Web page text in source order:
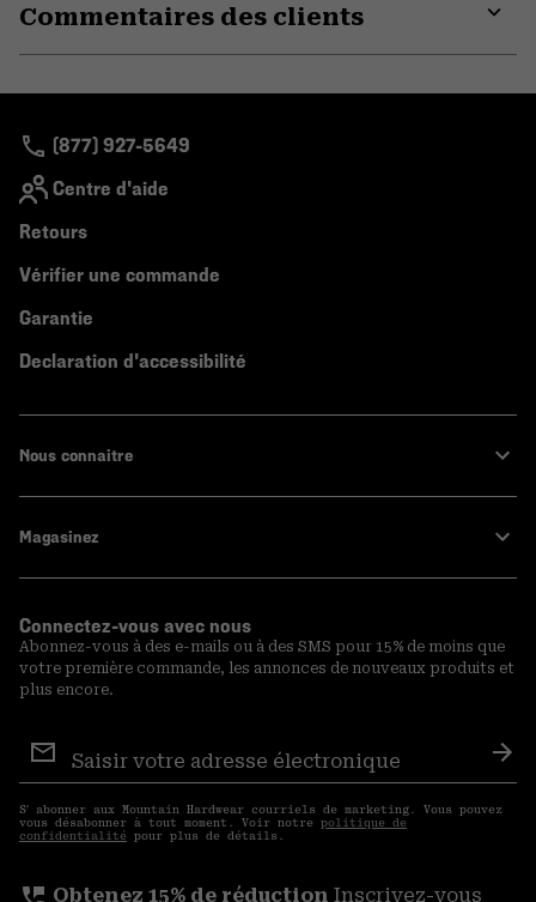
Commentaires des clients
(877) 927-5649
Centre d'aide
Retours
Vérifier une commande
Garantie
Declaration d'accessibilité
Nous connaitre
Magasinez
Connectez-vous avec nous
Abonnez-vous à des e-mails ou à des SMS pour 15% de moins que
votre première commande, les annonces de nouveaux produits et
plus encore.
aux
courriels
S′ abonner aux Mountain Hardwear courriels de marketing. Vous pouvez
vous désabonner à tout moment. Voir notre politique de
confidentialité pour plus de détails.
Obtenez 15% de réduction Inscrivez-vous